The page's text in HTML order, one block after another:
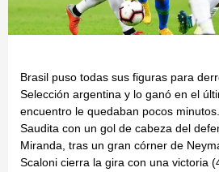
Brasil puso todas sus figuras para
Selección argentina y lo ganó en el
encuentro le quedaban pocos
Saudita con un gol de cabeza del
Miranda, tras un gran córner de
Scaloni cierra la gira con una victoria